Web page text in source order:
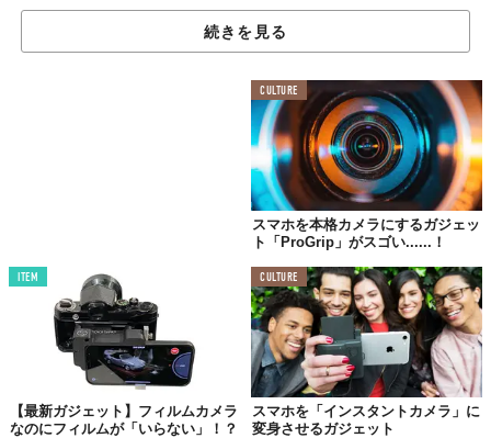
取り外しが簡単な
4種類のレンズ
続きを見る
CULTURE
スマホを本格カメラにするガジェッ
ト「ProGrip」がスゴい......！
ITEM
【最新ガジェット】フィルムカメラ
なのにフィルムが「いらない」！？
CULTURE
スマホを「インスタントカメラ」に
変身させるガジェット